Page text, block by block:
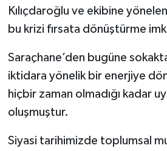
Kılıçdaroğlu ve ekibine
bu krizi fırsata dönüştürme
Saraçhane’den bugüne
iktidara yönelik bir enerjiye
hiçbir zaman olmadığı kadar
oluşmuştur.
Siyasi tarihimizde toplumsal